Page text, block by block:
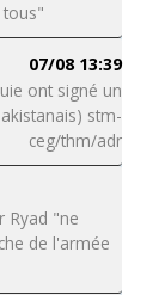
tous"
07/08 13:39
ont signé un
stm-
ceg/thm/adr
Ryad "ne
de l'armée